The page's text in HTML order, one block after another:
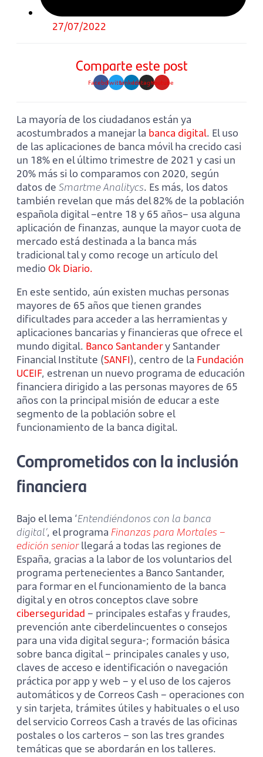
27/07/2022
Comparte este post
FacebookTwitterLinkedinInstagramYoutube
La mayoría de los ciudadanos están ya
acostumbrados a manejar la banca digital. El uso
de las aplicaciones de banca móvil ha crecido casi
un 18% en el último trimestre de 2021 y casi un
20% más si lo comparamos con 2020, según
datos de Smartme Analitycs. Es más, los datos
también revelan que más del 82% de la población
española digital –entre 18 y 65 años– usa alguna
aplicación de finanzas, aunque la mayor cuota de
mercado está destinada a la banca más
tradicional tal y como recoge un artículo del
medio Ok Diario.
En este sentido, aún existen muchas personas
mayores de 65 años que tienen grandes
dificultades para acceder a las herramientas y
aplicaciones bancarias y financieras que ofrece el
mundo digital. Banco Santandery Santander
Financial Institute (SANFI), centro de la Fundación
UCEIF, estrenan un nuevo programa de educación
financiera dirigido a las personas mayores de 65
años con la principal misión de educar a este
segmento de la población sobre el
funcionamiento de la banca digital.
Comprometidos con la inclusión
financiera
Bajo el lema ‘Entendiéndonos con la banca
digital’, el programa Finanzas para Mortales –
edición seniorllegará a todas las regiones de
España, gracias a la labor de los voluntarios del
programa pertenecientes a Banco Santander,
para formar en el funcionamiento de la banca
digital y en otros conceptos clave sobre
ciberseguridad – principales estafas y fraudes,
prevención ante ciberdelincuentes o consejos
para una vida digital segura-; formación básica
sobre banca digital – principales canales y uso,
claves de acceso e identificación o navegación
práctica por app y web – y el uso de los cajeros
automáticos y de Correos Cash – operaciones con
y sin tarjeta, trámites útiles y habituales o el uso
del servicio Correos Cash a través de las oficinas
postales o los carteros – son las tres grandes
temáticas que se abordarán en los talleres.